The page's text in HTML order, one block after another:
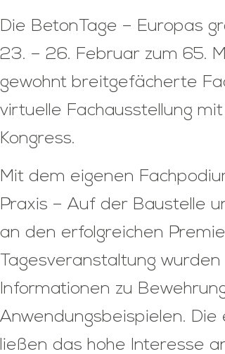
Die BetonTage – Europas
23. – 26. Februar zum 65.
gewohnt breitgefächerte
virtuelle Fachausstellung
Kongress.
Mit dem eigenen
Praxis – Auf der Baustelle
an den erfolgreichen
Tagesveranstaltung
Informationen zu
Anwendungsbeispielen.
ließen das hohe Interesse